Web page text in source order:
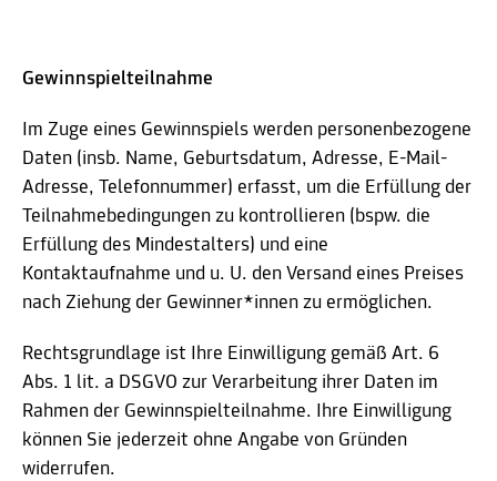
Gewinnspielteilnahme
Im Zuge eines Gewinnspiels werden personenbezogene
Daten (insb. Name, Geburtsdatum, Adresse, E-Mail-
Adresse, Telefonnummer) erfasst, um die Erfüllung der
Teilnahmebedingungen zu kontrollieren (bspw. die
Erfüllung des Mindestalters) und eine
Kontaktaufnahme und u. U. den Versand eines Preises
nach Ziehung der Gewinner*innen zu ermöglichen.
Rechtsgrundlage ist Ihre Einwilligung gemäß Art. 6
Abs. 1 lit. a DSGVO zur Verarbeitung ihrer Daten im
Rahmen der Gewinnspielteilnahme. Ihre Einwilligung
können Sie jederzeit ohne Angabe von Gründen
widerrufen.